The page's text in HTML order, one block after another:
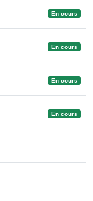
En cours
En cours
En cours
En cours